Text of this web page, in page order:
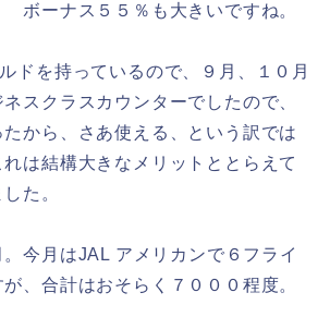
ボーナス５５％も大きいですね。
ドを持っているので、９月、１０月
スクラスカウンターでしたので、
から、さあ使える、という訳では
は結構大きなメリットととらえて
た。
今月はJAL アメリカンで６フライ
、合計はおそらく７０００程度。